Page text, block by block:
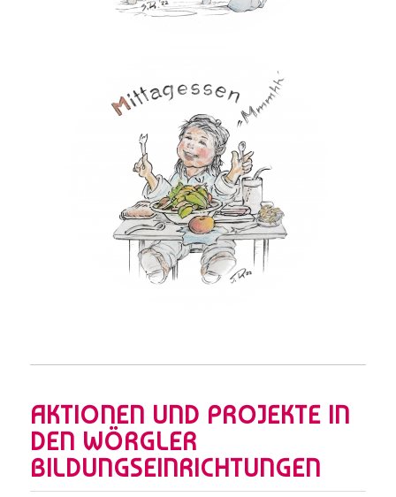
Mittagessen
Zeichnung: Sepp Rangger
AKTIONEN UND PROJEKTE IN
DEN WÖRGLER
BILDUNGSEINRICHTUNGEN